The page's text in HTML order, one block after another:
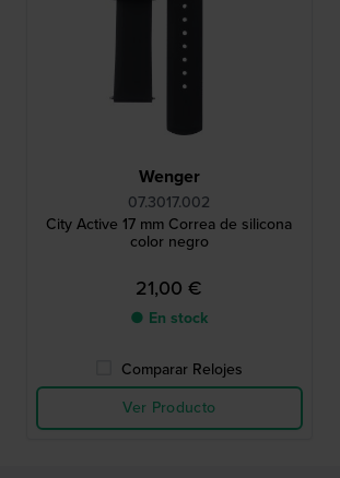
Wenger
07.3017.002
City Active 17 mm Correa de silicona
color negro
21,00 €
● En stock
Comparar Relojes
Ver Producto